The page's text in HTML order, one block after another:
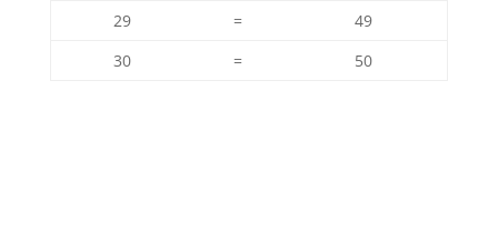
29 =
49
30
= 50